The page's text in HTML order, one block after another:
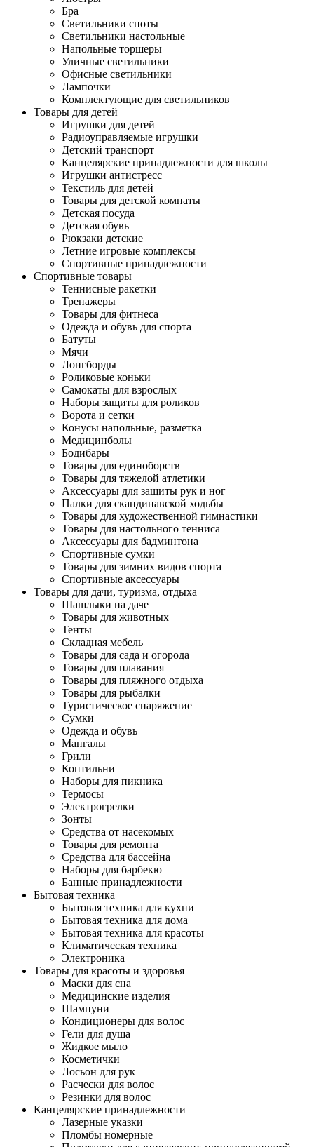
Бра
Светильники споты
Светильники настольные
Напольные торшеры
Уличные светильники
Офисные светильники
Лампочки
Комплектующие для светильников
Товары для детей
Игрушки для детей
Радиоуправляемые игрушки
Детский транспорт
Канцелярские принадлежности для школы
Игрушки антистресс
Текстиль для детей
Товары для детской комнаты
Детская посуда
Детская обувь
Рюкзаки детские
Летние игровые комплексы
Спортивные принадлежности
Спортивные товары
Теннисные ракетки
Тренажеры
Товары для фитнеса
Одежда и обувь для спорта
Батуты
Мячи
Лонгборды
Роликовые коньки
Самокаты для взрослых
Наборы защиты для роликов
Ворота и сетки
Конусы напольные, разметка
Медицинболы
Бодибары
Товары для единоборств
Товары для тяжелой атлетики
Аксессуары для защиты рук и ног
Палки для скандинавской ходьбы
Товары для художественной гимнастики
Товары для настольного тенниса
Аксессуары для бадминтона
Спортивные сумки
Товары для зимних видов спорта
Спортивные аксессуары
Товары для дачи, туризма, отдыха
Шашлыки на даче
Товары для животных
Тенты
Складная мебель
Товары для сада и огорода
Товары для плавания
Товары для пляжного отдыха
Товары для рыбалки
Туристическое снаряжение
Сумки
Одежда и обувь
Мангалы
Грили
Коптильни
Наборы для пикника
Термосы
Электрогрелки
Зонты
Средства от насекомых
Товары для ремонта
Средства для бассейна
Наборы для барбекю
Банные принадлежности
Бытовая техника
Бытовая техника для кухни
Бытовая техника для дома
Бытовая техника для красоты
Климатическая техника
Электроника
Товары для красоты и здоровья
Маски для сна
Медицинские изделия
Шампуни
Кондиционеры для волос
Гели для душа
Жидкое мыло
Косметички
Лосьон для рук
Расчески для волос
Резинки для волос
Канцелярские принадлежности
Лазерные указки
Пломбы номерные